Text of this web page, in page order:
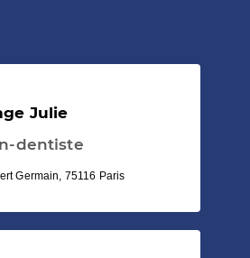
Julie
dentiste
Germain, 75116 Paris